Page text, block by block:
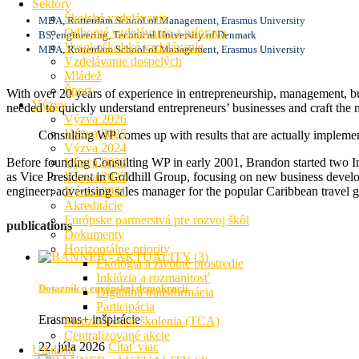
Sektory
Školské vzdelávanie
Odborné vzdelávanie a príprava
Vysokoškolské vzdelávanie
Vzdelávanie dospelých
Mládež
Šport
Výzvy
Výzva 2026
Výzva 2025
Výzva 2024
Výzva 2023
Výzva 2022
Výzva 2021
Akreditácie
Európske partnerstvá pre rozvoj škôl
Dokumenty
Horizontálne priority
Ekológia a životné prostredie
Inklúzia a rozmanitosť
Digitálna transformácia
Participácia
Medzinárodné školenia (TCA)
Centralizované akcie
Udalosti
MBA, Rotterdam School of Management, Erasmus University
BS, engineering, Technical University of Denmark
MBA, Rotterdam School of Management, Erasmus University
With over 20 years of experience in entrepreneurship, management,
needed to quickly understand entrepreneurs’ businesses and craft the
Consulting WP comes up with results that are actually
Before founding Consulting WP in early 2001, Brandon started two
as Vice President in Goldhill Group, focusing on new business
engineer; advertising sales manager for the popular Caribbean
publications
Dotazník o európskej demokracii
Erasmus+ inšpirácie
22. júla 2026 Čítať viac